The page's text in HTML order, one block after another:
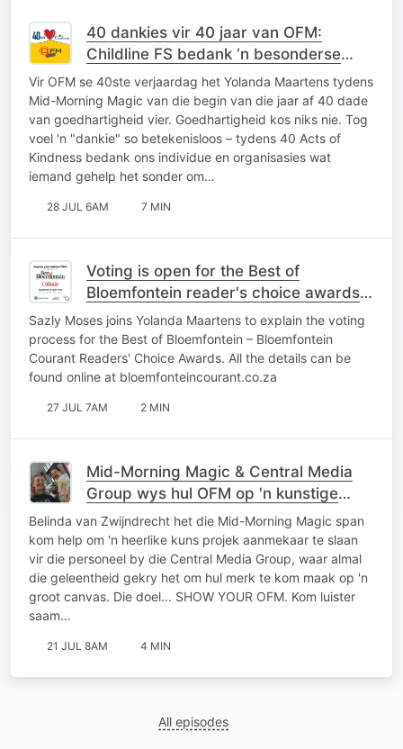
40 dankies vir 40 jaar van OFM:
Childline FS bedank ‘n besonderse
gesin vir jare se toewyding
Vir OFM se 40ste verjaardag het Yolanda Maartens tydens
Mid-Morning Magic van die begin van die jaar af 40 dade
van goedhartigheid vier. Goedhartigheid kos niks nie. Tog
voel 'n "dankie" so betekenisloos – tydens 40 Acts of
Kindness bedank ons individue en organisasies wat
iemand gehelp het sonder om…
28 JUL 6AM 7 MIN
Voting is open for the Best of
Bloemfontein reader's choice awards
for 2026
Sazly Moses joins Yolanda Maartens to explain the voting
process for the Best of Bloemfontein – Bloemfontein
Courant Readers' Choice Awards. All the details can be
found online at bloemfonteincourant.co.za
27 JUL 7AM 2 MIN
Mid-Morning Magic & Central Media
Group wys hul OFM op 'n kunstige
manier
Belinda van Zwijndrecht het die Mid-Morning Magic span
kom help om 'n heerlike kuns projek aanmekaar te slaan
vir die personeel by die Central Media Group, waar almal
die geleentheid gekry het om hul merk te kom maak op 'n
groot canvas. Die doel... SHOW YOUR OFM. Kom luister
saam…
21 JUL 8AM 4 MIN
All episodes